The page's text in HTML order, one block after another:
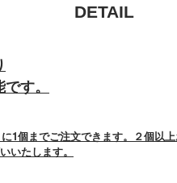
DETAIL
す。
1個までご注文できます。２個以
いたします。